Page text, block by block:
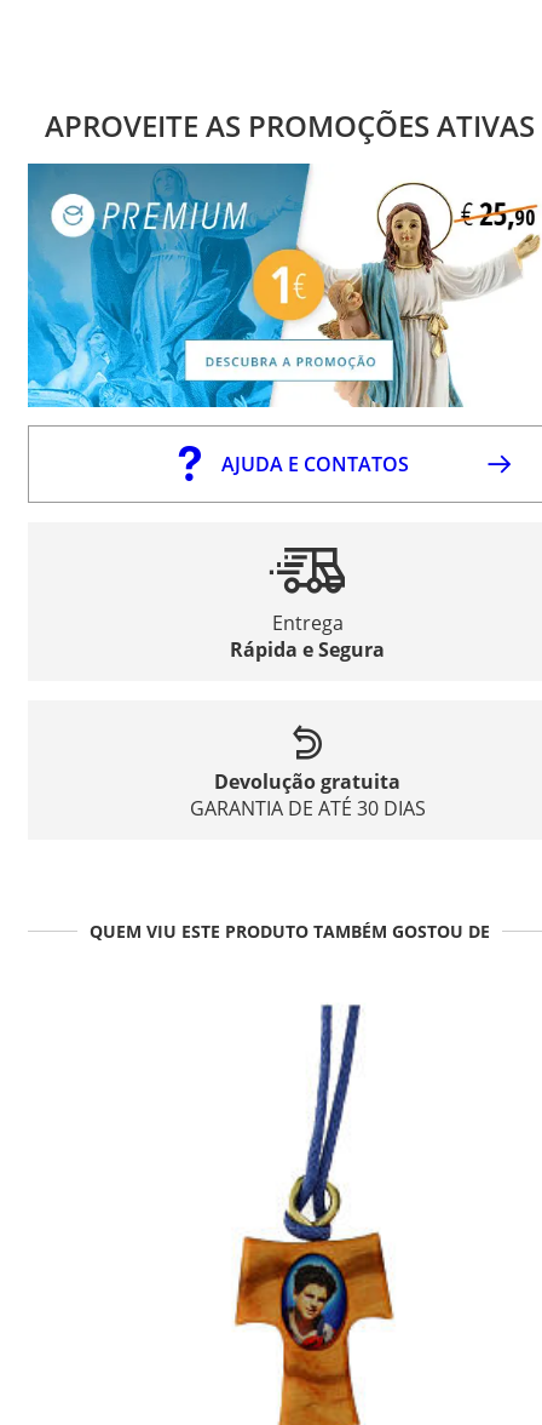
APROVEITE AS PROMOÇÕES ATIVAS
AJUDA E CONTATOS
Entrega
Rápida e Segura
Devolução gratuita
GARANTIA DE ATÉ 30 DIAS
QUEM VIU ESTE PRODUTO TAMBÉM GOSTOU DE